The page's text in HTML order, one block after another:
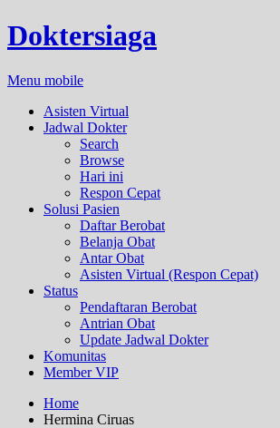
Doktersiaga
Menu mobile
Asisten Virtual
Jadwal Dokter
Search
Browse
Hari ini
Respon Cepat
Solusi Pasien
Daftar Berobat
Belanja Obat
Antar Obat
Asisten Virtual (Respon Cepat)
Status
Pendaftaran Berobat
Antrian Obat
Update Jadwal Dokter
Komunitas
Member VIP
Home
Hermina Ciruas